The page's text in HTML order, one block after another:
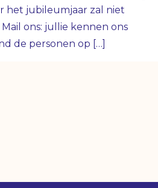
het jubileumjaar zal niet
ons: jullie kennen ons
de personen op […]